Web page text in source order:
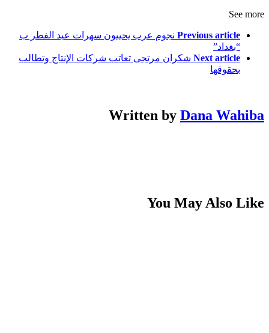
See more
Previous article نجوم عرب يحييون سهرات عيد الفطر ب
“بغداد”
Next article شكران مرتجى تعاتب شركات الإنتاج وتطالب
بحقوقها
Written by Dana Wahiba
You May Also Like